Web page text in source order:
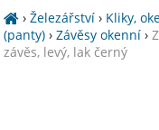
›Železářství › Kliky,
(panty) ›Závěsy okenní ›
závěs, levý, lak černý